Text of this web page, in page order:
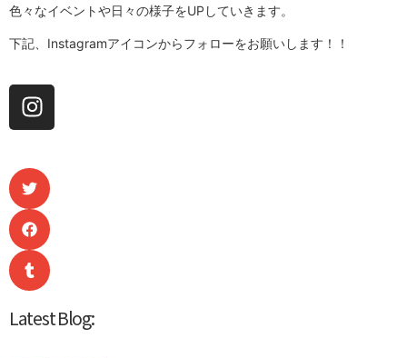
色々なイベントや日々の様子をUPしていきます。
下記、Instagramアイコンからフォローをお願いします！！
Latest Blog: